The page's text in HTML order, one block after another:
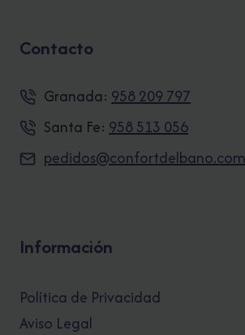
Contacto
Granada: 958 209 797
Santa Fe: 958 513 056
pedidos@confortdelbano.com
Información
Política de Privacidad
Aviso Legal